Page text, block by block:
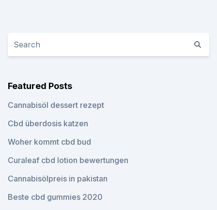
Featured Posts
Cannabisöl dessert rezept
Cbd überdosis katzen
Woher kommt cbd bud
Curaleaf cbd lotion bewertungen
Cannabisölpreis in pakistan
Beste cbd gummies 2020